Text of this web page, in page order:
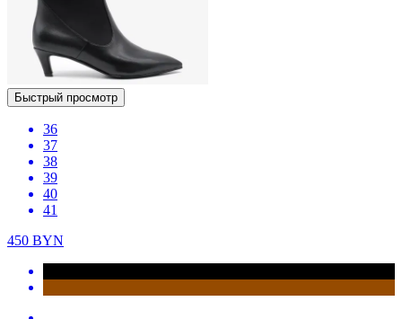
Быстрый просмотр
36
37
38
39
40
41
450 BYN